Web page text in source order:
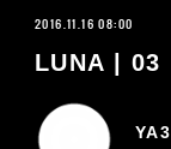
2016.11.16 08:00
LUNA | 03
YA3